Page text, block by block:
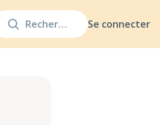
Se connecter